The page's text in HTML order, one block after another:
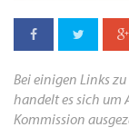
Bei einigen Links
handelt es sich um
Kommission